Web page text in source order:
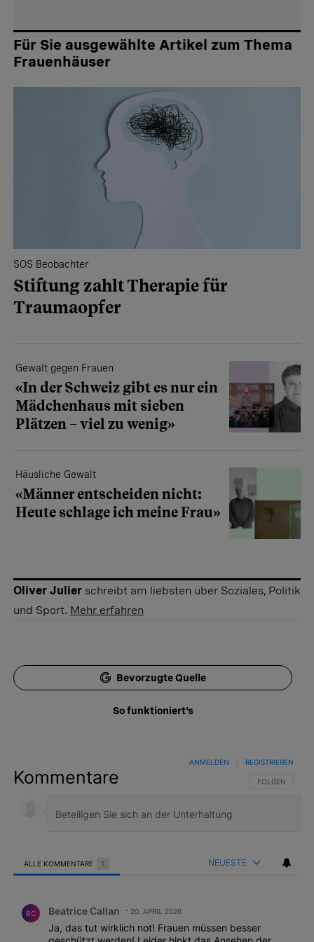
Für Sie ausgewählte Artikel zum Thema
Frauenhäuser
SOS Beobachter
Stiftung zahlt Therapie für
Traumaopfer
Gewalt gegen Frauen
«In der Schweiz gibt es nur ein
Mädchenhaus mit sieben
Plätzen – viel zu wenig»
Häusliche Gewalt
«Männer entscheiden nicht:
Heute schlage ich meine Frau»
Oliver Julier schreibt am liebsten über Soziales, Politik
und Sport. Mehr erfahren
Bevorzugte Quelle
So funktioniert's
Kommentare FOLGE DIESER
FOLGEN
ANMELDEN REGISTRIEREN
ALLE KOMMENTARE 1 NEUESTE
BC Beatrice Callan 20. APRIL 2026
Ja, das tut wirklich not! Frauen müssen besser